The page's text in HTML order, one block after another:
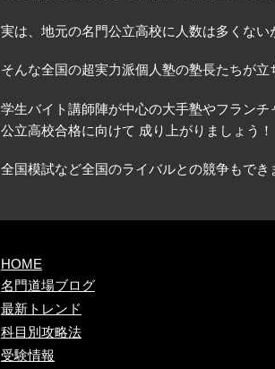
実は、地元の名門公立高校に人数は多くな
そんな全国の超実力派個人塾の塾長たちが
学生バイト講師陣が中心の大手塾やフラン
公立高校合格に向けて 成り上がりましょう！
全国模試など全国のライバルとの競争もでき
HOME
名門道場ブログ
最新トレンド
科目別攻略法
受験情報